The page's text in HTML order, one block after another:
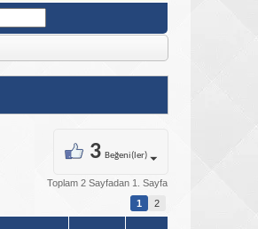
3 Beğeni(ler)
Toplam 2 Sayfadan 1. Sayfa
1
2